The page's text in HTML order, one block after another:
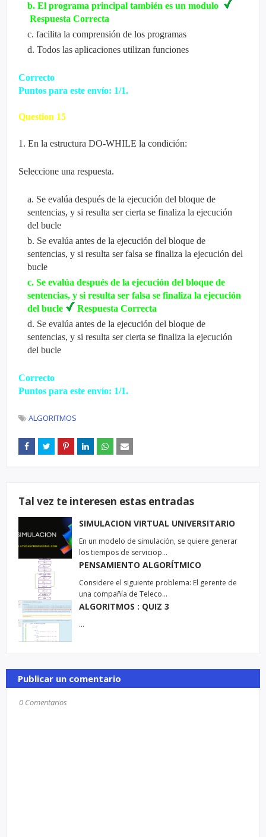
b. El programa principal también es un modulo
Respuesta Correcta
c. facilita la comprensión de los programas
d. Todos las aplicaciones utilizan funciones
Correcto
Puntos para este envío: 1/1.
Question 15
1. En la estructura DO-WHILE la condición:
Seleccione una respuesta.
a. Se evalúa después de la ejecución del bloque de
sentencias, y si resulta ser cierta se finaliza la ejecución
del bucle
b. Se evalúa antes de la ejecución del bloque de
sentencias, y si resulta ser falsa se finaliza la ejecución del
bucle
c. Se evalúa después de la ejecución del bloque de
sentencias, y si resulta ser falsa se finaliza la ejecución
del bucle
Respuesta Correcta
d. Se evalúa antes de la ejecución del bloque de
sentencias, y si resulta ser cierta se finaliza la ejecución
del bucle
Correcto
Puntos para este envío: 1/1.
ALGORITMOS
Tal vez te interesen estas entradas
SIMULACION VIRTUAL UNIVERSITARIO
En un modelo de simulación, se quiere generar
los tiempos de serviciop…
PENSAMIENTO ALGORÍTMICO
Considere el siguiente problema: El gerente de
una compañía de Teleco…
ALGORITMOS : QUIZ 3
…
Publicar un comentario
0 Comentarios